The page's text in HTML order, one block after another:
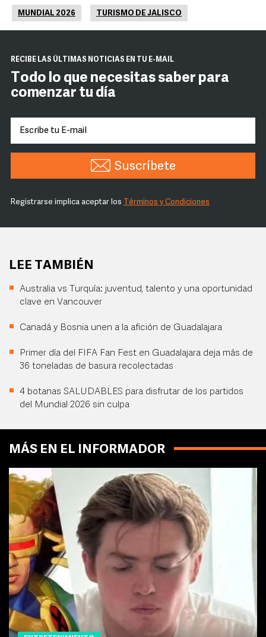
MUNDIAL 2026 TURISMO DE JALISCO
RECIBE LAS ÚLTIMAS NOTICIAS EN TU E-MAIL
Todo lo que necesitas saber para
comenzar tu día
Suscríbete
Registrarse implica aceptar los Términos y Condiciones
LEE TAMBIÉN
Australia vs Turquía: juventud, talento y una oportunidad
clave en Vancouver
Canadá y Bosnia unen a la afición de Guadalajara
Primer día del FIFA Fan Fest en Guadalajara deja más de
36 toneladas de basura recolectadas
4 botanas SALUDABLES para disfrutar de los partidos
del Mundial 2026 sin culpa
MÁS EN EL INFORMADOR